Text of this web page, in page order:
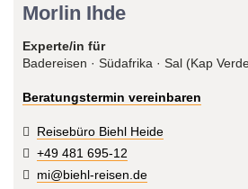
Morlin Ihde
Experte/in für
Badereisen · Südafrika · Sal (Kap
Beratungstermin vereinbaren
Reisebüro Biehl Heide
+49 481 695-12
mi@biehl-reisen.de